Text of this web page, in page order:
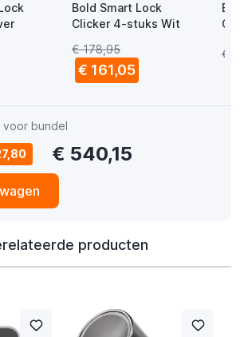
Bold Smart Lock
Clicker 4-stuks Wit
€ 178,95
€ 161,05
€
bundel
€ 540,15
producten